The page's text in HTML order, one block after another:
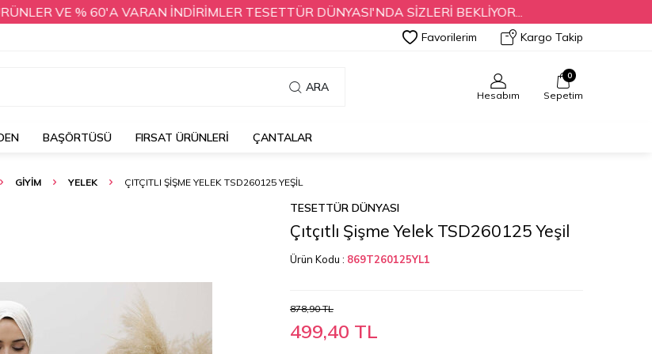
VE % 60'A VARAN İNDİRİMLER TESETTÜR DÜNYASI'NDA SİZLERİ BEKLİYOR...
Favorilerim Kargo Takip
ARA
Hesabım
0
Sepetim
BAŞÖRTÜSÜ FIRSAT ÜRÜNLERİ ÇANTALAR
GİYİM YELEK ÇITÇITLI ŞIŞME YELEK TSD260125 YEŞIL
TESETTÜR DÜNYASI
Çıtçıtlı Şişme Yelek TSD260125 Yeşil
Ürün Kodu : 869T260125YL1
878,90TL
499,40 TL